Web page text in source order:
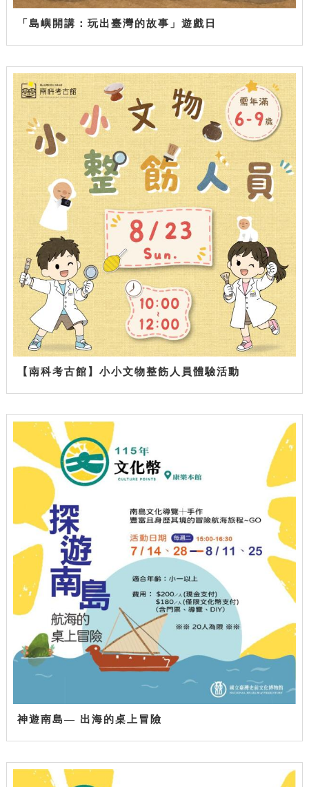
「島嶼開講：玩出臺灣的故事」遊戲日
【南科考古館】小小文物整飭人員體驗活動
神遊南島— 出海的桌上冒險